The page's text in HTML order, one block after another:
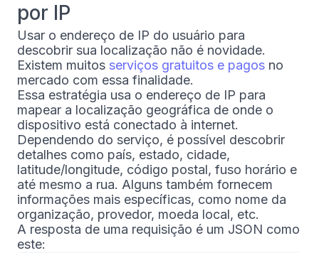
por IP
Usar o endereço de IP do usuário para
descobrir sua localização não é novidade.
Existem muitos serviços gratuitos e pagos no
mercado com essa finalidade.
Essa estratégia usa o endereço de IP para
mapear a localização geográfica de onde o
dispositivo está conectado à internet.
Dependendo do serviço, é possível descobrir
detalhes como país, estado, cidade,
latitude/longitude, código postal, fuso horário e
até mesmo a rua. Alguns também fornecem
informações mais específicas, como nome da
organização, provedor, moeda local, etc.
A resposta de uma requisição é um JSON como
este: